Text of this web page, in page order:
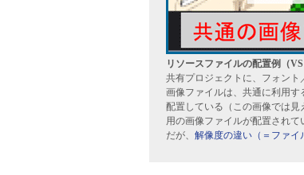
リソースファイルの配置例（VS
共有プロジェクトに、フォント
画像ファイルは、共通に利用
配置している（この画像では
用の画像ファイルが配置されて
だが、 解像度の違い（＝ファイ